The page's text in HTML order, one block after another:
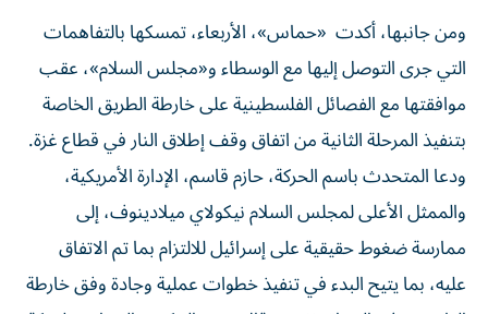
ومن جانبها، أكدت «حماس»، الأربعاء، تمسكها بالتفاهمات
التي جرى التوصل إليها مع الوسطاء و«مجلس السلام»، عقب
موافقتها مع الفصائل الفلسطينية على خارطة الطريق الخاصة
بتنفيذ المرحلة الثانية من اتفاق وقف إطلاق النار في قطاع غزة.
ودعا المتحدث باسم الحركة، حازم قاسم، الإدارة الأمريكية،
والممثل الأعلى لمجلس السلام نيكولاي ميلادينوف، إلى
ممارسة ضغوط حقيقية على إسرائيل للالتزام بما تم الاتفاق
عليه، بما يتيح البدء في تنفيذ خطوات عملية وجادة وفق خارطة